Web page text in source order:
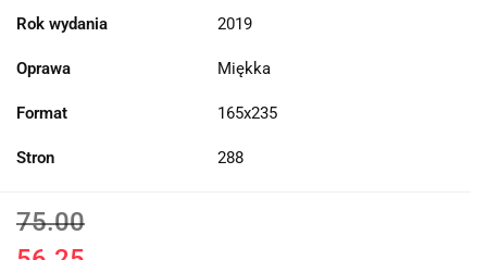
Rok wydania 2019
Oprawa Miękka
Format 165x235
Stron 288
75.00